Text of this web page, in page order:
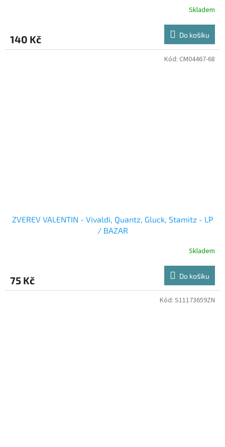
Skladem
140 Kč Do košíku
ZVEREV VALENTIN - Vivaldi, Quantz, Gluck, Stamitz - LP
/ BAZAR
Skladem
75 Kč Do košíku
Kód: CM04467-68
Kód: S11173659ZN